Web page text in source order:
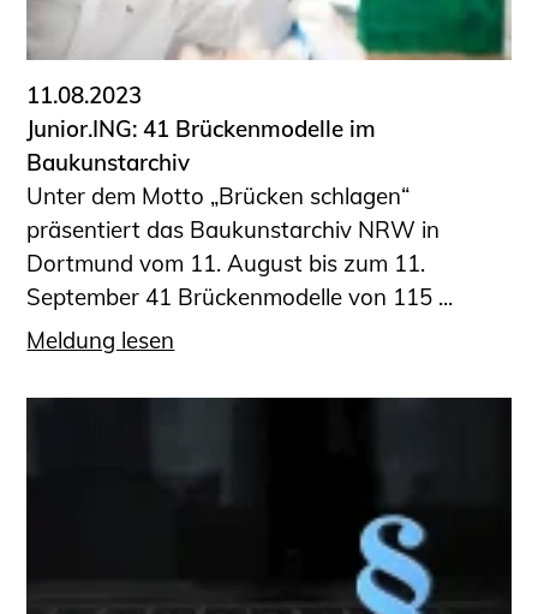
Informationen für Fortbildungsträger
Anträge, Anzeigen, Formulare
Fortbildung/Seminare
Informationen für Ingenieurinnen
und Ingenieure
Recht
Planungswettbewerbe
Publikationen
Stellenbörse
Staatlich anerkannte Sachverständige
Qualifizierte Tragwerksplaner/-innen
Funktionsprüfung privater
11.08.2023
Junior.ING: 41 Brückenmodelle im
Baukunstarchiv
Unter dem Motto „Brücken schlagen“
präsentiert das Baukunstarchiv NRW in
Dortmund vom 11. August bis zum 11.
September 41 Brückenmodelle von 115 ...
Meldung lesen